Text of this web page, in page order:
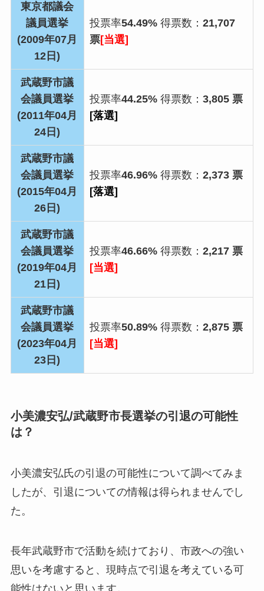
東京都議会
議員選挙
(2009年07月
12日)
投票率54.49% 得票数： 21,707
票[当選]
武蔵野市議
会議員選挙
(2011年04月
24日)
投票率44.25% 得票数： 3,805 票
[落選]
武蔵野市議
会議員選挙
(2015年04月
26日)
投票率46.96% 得票数： 2,373 票
[落選]
武蔵野市議
会議員選挙
(2019年04月
21日)
投票率46.66% 得票数： 2,217 票
[当選]
武蔵野市議
会議員選挙
(2023年04月
23日)
投票率50.89% 得票数： 2,875 票
[当選]
小美濃安弘/武蔵野市長選挙の引退の可能性
は？
小美濃安弘氏の引退の可能性について調べてみま
したが、 引退についての情報は得られませんでし
た。
長年武蔵野市で活動を続けており、市政への強い
思いを考慮すると、現時点で引退を考えている可
能性はないと思います。